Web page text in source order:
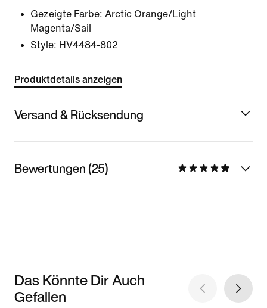
Gezeigte Farbe: Arctic Orange/Light
Magenta/Sail
Style: HV4484-802
Produktdetails anzeigen
Versand & Rücksendung
Bewertungen (25)
Das Könnte Dir Auch
Gefallen